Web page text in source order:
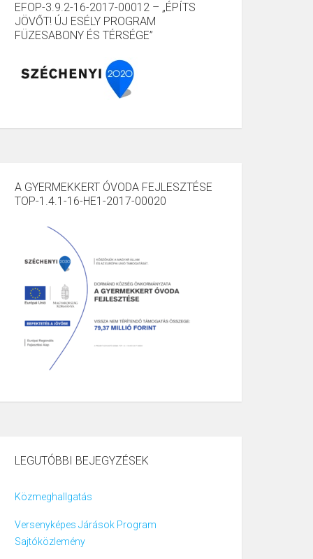
EFOP-3.9.2-16-2017-00012 – „ÉPÍTS
JÖVŐT! ÚJ ESÉLY PROGRAM
FÜZESABONY ÉS TÉRSÉGE”
A GYERMEKKERT ÓVODA FEJLESZTÉSE
TOP-1.4.1-16-HE1-2017-00020
LEGUTÓBBI BEJEGYZÉSEK
Közmeghallgatás
Versenyképes Járások Program
Sajtóközlemény